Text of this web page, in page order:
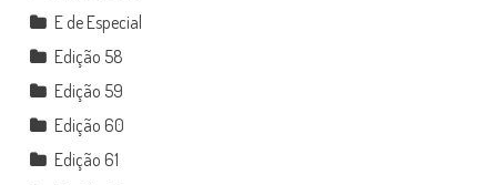
E de Especial
Edição 58
Edição 59
Edição 60
Edição 61